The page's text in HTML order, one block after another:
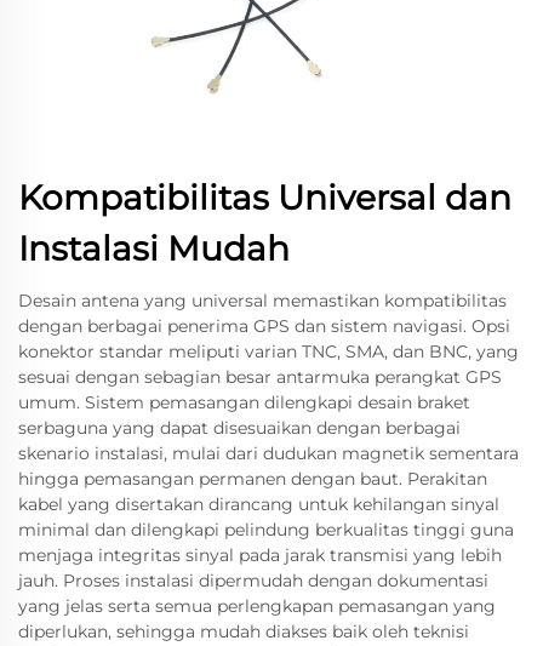
Kompatibilitas Universal dan
Instalasi Mudah
Desain antena yang universal memastikan kompatibilitas
dengan berbagai penerima GPS dan sistem navigasi. Opsi
konektor standar meliputi varian TNC, SMA, dan BNC, yang
sesuai dengan sebagian besar antarmuka perangkat GPS
umum. Sistem pemasangan dilengkapi desain braket
serbaguna yang dapat disesuaikan dengan berbagai
skenario instalasi, mulai dari dudukan magnetik sementara
hingga pemasangan permanen dengan baut. Perakitan
kabel yang disertakan dirancang untuk kehilangan sinyal
minimal dan dilengkapi pelindung berkualitas tinggi guna
menjaga integritas sinyal pada jarak transmisi yang lebih
jauh. Proses instalasi dipermudah dengan dokumentasi
yang jelas serta semua perlengkapan pemasangan yang
diperlukan, sehingga mudah diakses baik oleh teknisi